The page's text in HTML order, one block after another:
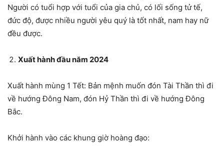
Người có tuổi hợp với tuổi của gia chủ, có lối sống tử tế,
đức độ, được nhiều người yêu quý là tốt nhất, nam hay nữ
đều được.
Xuất hành đầu năm 2024
Xuất hành mùng 1 Tết: Bản mệnh muốn đón Tài Thần thì đi
về hướng Đông Nam, đón Hỷ Thần thì đi về hướng Đông
Bắc.
Khởi hành vào các khung giờ hoàng đạo: